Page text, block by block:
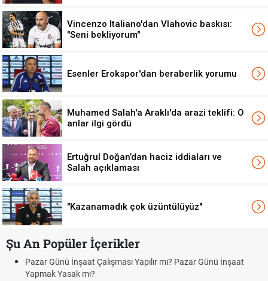
Vincenzo Italiano'dan Vlahovic baskısı:
"Seni bekliyorum"
Esenler Erokspor'dan beraberlik yorumu
Muhamed Salah'a Araklı'da arazi teklifi: O
anlar ilgi gördü
Ertuğrul Doğan’dan haciz iddiaları ve
Salah açıklaması
"Kazanamadık çok üzüntülüyüz"
Şu An Popüler İçerikler
mı? Pazar Günü İnşaat
Bedelli askerlik çarşı izni var mı?